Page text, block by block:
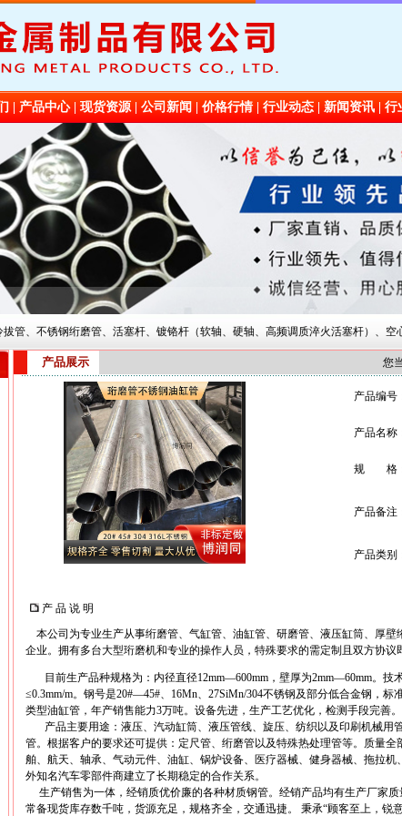
产品中心| 现货资源| 公司新闻 价格行情| 行业动态 新闻资讯 行
、不锈钢绗磨管、活塞杆、镀铬杆（软轴、硬轴、高频调质淬火活塞杆）、空
产品展示 您
产品编号
产品名称
规 格
产品备注
产品类别
产 品 说 明
本公司为专业生产从事绗磨管、气缸管、油缸管、研磨管、液压缸筒、厚
企业。拥有多台大型珩磨机和专业的操作人员，特殊要求的需定制且双方协议
目前生产品种规格为：内径直径12mm—600mm，壁厚为2mm—60mm。技
≤0.3mm/m。钢号是20#—45#、16Mn、27SiMn/304不锈钢及部分低合金钢，
类型油缸管，年产销售能力3万吨。设备先进，生产工艺优化，检测手段完善。
产品主要用途：液压、汽动缸筒、液压管线、旋压、纺织以及印刷机械用
管。根据客户的要求还可提供：定尺管、绗磨管以及特殊热处理管等。质量
舶、航天、轴承、气动元件、油缸、锅炉设备、医疗器械、健身器械、拖拉
外知名汽车零部件商建立了长期稳定的合作关系。
生产销售为一体，经销质优价廉的各种材质钢管。经销产品均有生产厂家
常备现货库存数千吨，货源充足，规格齐全，交通迅捷。 秉承“顾客至上，锐